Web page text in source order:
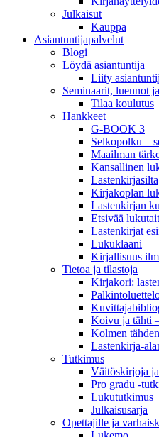
Julkaisut
Kauppa
Asiantuntija­palvelut
Blogi
Löydä asiantuntija
Liity
Seminaarit, luennot
Tilaa koulutus
Hankkeet
G-BOOK 3
Selkopolku –
Maailman
Kansallinen
Lastenkirjasilta
Kirjakoplan
Lastenkirjan
Etsivää
Lastenkirjat
Lukuklaani
Kirjallisuus
Tietoa ja tilastoja
Kirjakori:
Koivu ja tähti
Kolmen
Lastenkirja-
Tutkimus
Väitöskirjoja
Pro gradu -
Lukututkimus
Julkaisusarja
Opettajille ja